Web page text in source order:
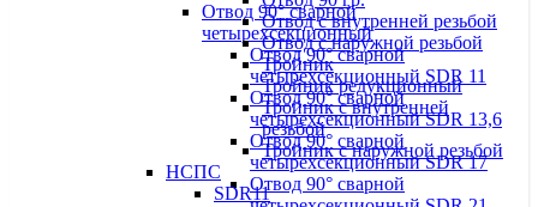
Отвод 90° сварной
четырехсекционный
Отвод 90° сварной
четырехсекционный SDR 11
Отвод 90° сварной
четырехсекционный SDR 13,6
Отвод 90° сварной
четырехсекционный SDR 17
Отвод 90° сварной
Отвод с внутренней резьбой
Отвод с наружной резьбой
Тройник
Тройник редукционный
Тройник с внутренней
резьбой
Тройник с наружной резьбой
НСПС
SDR11